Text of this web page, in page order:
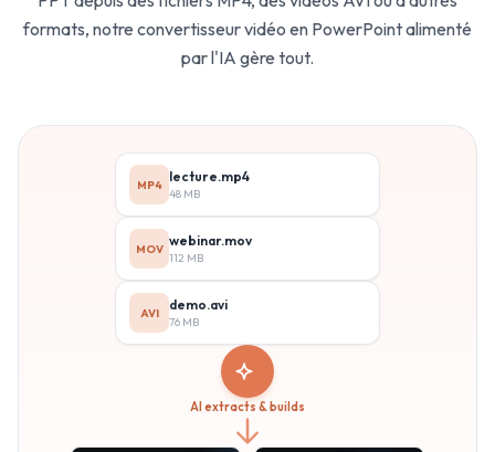
formats, notre convertisseur vidéo en PowerPoint alimenté
par l'IA gère tout.
MP4
lecture.mp4
48 MB
MOV
webinar.mov
112 MB
AVI
demo.avi
76 MB
AI extracts & builds